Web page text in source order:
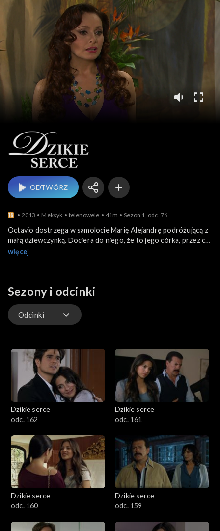
Dzikie serce
ODTWÓRZ
2013 Meksyk telenowele 41m Sezon 1, odc. 76
Octavio dostrzega w samolocie Marię Alejandrę podróżującą z
małą dziewczynką. Dociera do niego, że to jego córka, przez co
nabiera całkowitej pewności, iż Maria Alejandra i Maricruz są w
domaga się od Miguela spłaty całego zadłużenia. Wypomina mu
także krzywdy, jakich doświadczyła ze strony rodziny
Narvaezów...
więcej
Sezony i odcinki
Odcinki
Dzikie serce
odc. 162
Dzikie serce
odc. 161
Dzikie serce
odc. 160
Dzikie serce
odc. 159